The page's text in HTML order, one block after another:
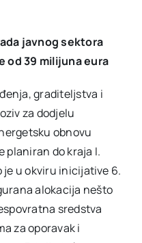
javnog sektora
od 39 milijuna eura
graditeljstva i
za dodjelu
obnovu
planiran do kraja I.
je u okviru inicijative 6.
alokacija nešto
sredstva
za oporavak i